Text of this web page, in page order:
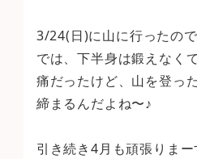
3/24(日)に山に行ったの
では、下半身は鍛えなく
痛だったけど、山を登っ
締まるんだよね〜♪
引き続き4月も頑張りま